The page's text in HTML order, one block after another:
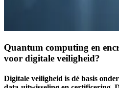
Quantum computing en
voor digitale veiligheid?
Digitale veiligheid is dé basis